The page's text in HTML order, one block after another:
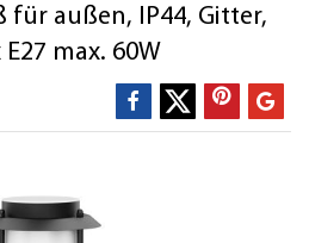
für außen, IP44, Gitter,
max. 60W